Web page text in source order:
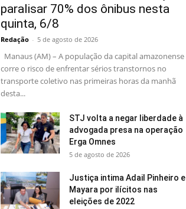
paralisar 70% dos ônibus nesta
quinta, 6/8
Redação - 5 de agosto de 2026
Manaus (AM) – A população da capital amazonense
corre o risco de enfrentar sérios transtornos no
transporte coletivo nas primeiras horas da manhã
desta...
STJ volta a negar liberdade à
advogada presa na operação
Erga Omnes
5 de agosto de 2026
Justiça intima Adail Pinheiro e
Mayara por ilícitos nas
eleições de 2022